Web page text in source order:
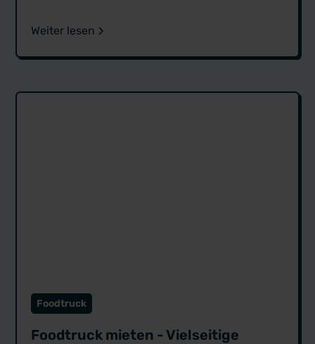
Weiter lesen
Foodtruck
Foodtruck mieten - Vielseitige